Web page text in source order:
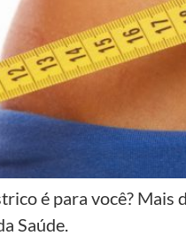
é para você? Mais
Saúde.